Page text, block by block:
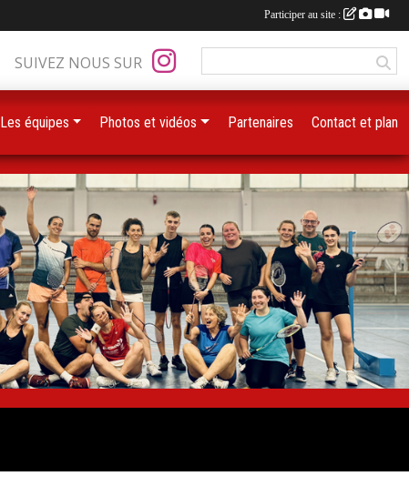
SUIVEZ NOUS SUR
Les équipes Photos et vidéos Partenaires Contact et plan
Participer au site :